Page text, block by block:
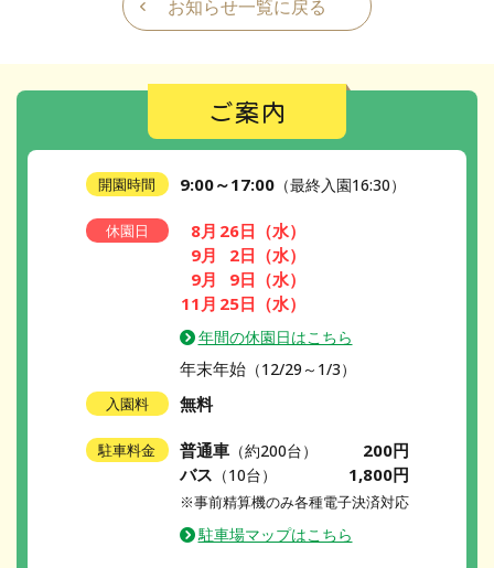
お知らせ一覧に戻る
ご案内
開園時間 9:00～17:00（最終入園16:30）
休園日 8月 26日 （水）
9月
2日 （水）
9月
9日 （水）
11月 25日 （水）
年間の休園日はこちら
年末年始（12/29～1/3）
入園料 無料
駐車料金 普通車（約200台）
200円
バス （10台） 1,800円
※事前精算機のみ各種電子決済対応
駐車場マップはこちら